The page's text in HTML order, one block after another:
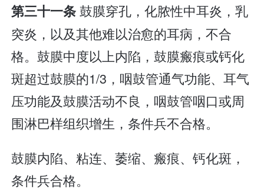
第三十一条鼓膜穿孔，化脓性中耳炎，乳
突炎，以及其他难以治愈的耳病，不合
格。鼓膜中度以上内陷，鼓膜瘢痕或钙化
斑超过鼓膜的1/3，咽鼓管通气功能、耳气
压功能及鼓膜活动不良，咽鼓管咽口或周
围淋巴样组织增生，条件兵不合格。
鼓膜内陷、粘连、萎缩、瘢痕、钙化斑，
条件兵合格。